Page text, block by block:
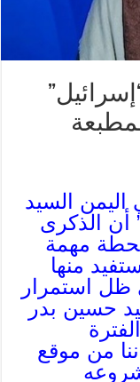
اليمن السيد
أن الذكرى
محطة مهمة
منها
ظل استمرار
حسين بدر
من موقع